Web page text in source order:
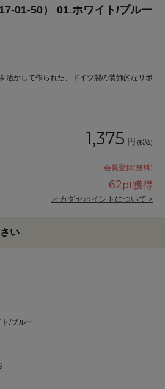
01-50） 01.ホワイト/ブルー
活かして作られた、ドイツ製の装飾的なリボ
1,375 円 (税込)
会員登録(無料)
62pt獲得
オカダヤポイントについて >
い
/ブルー